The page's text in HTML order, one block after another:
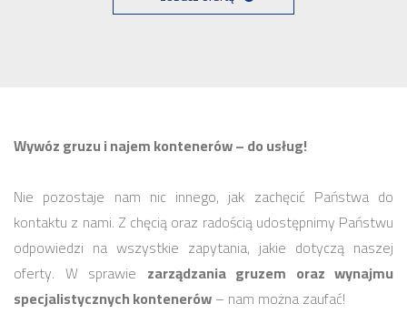
Wywóz gruzu i najem kontenerów – do usług!
Nie pozostaje nam nic innego, jak zachęcić Państwa do
kontaktu z nami. Z chęcią oraz radością udostępnimy Państwu
odpowiedzi na wszystkie zapytania, jakie dotyczą naszej
oferty. W sprawie zarządzania gruzem oraz wynajmu
specjalistycznych kontenerów– nam można zaufać!